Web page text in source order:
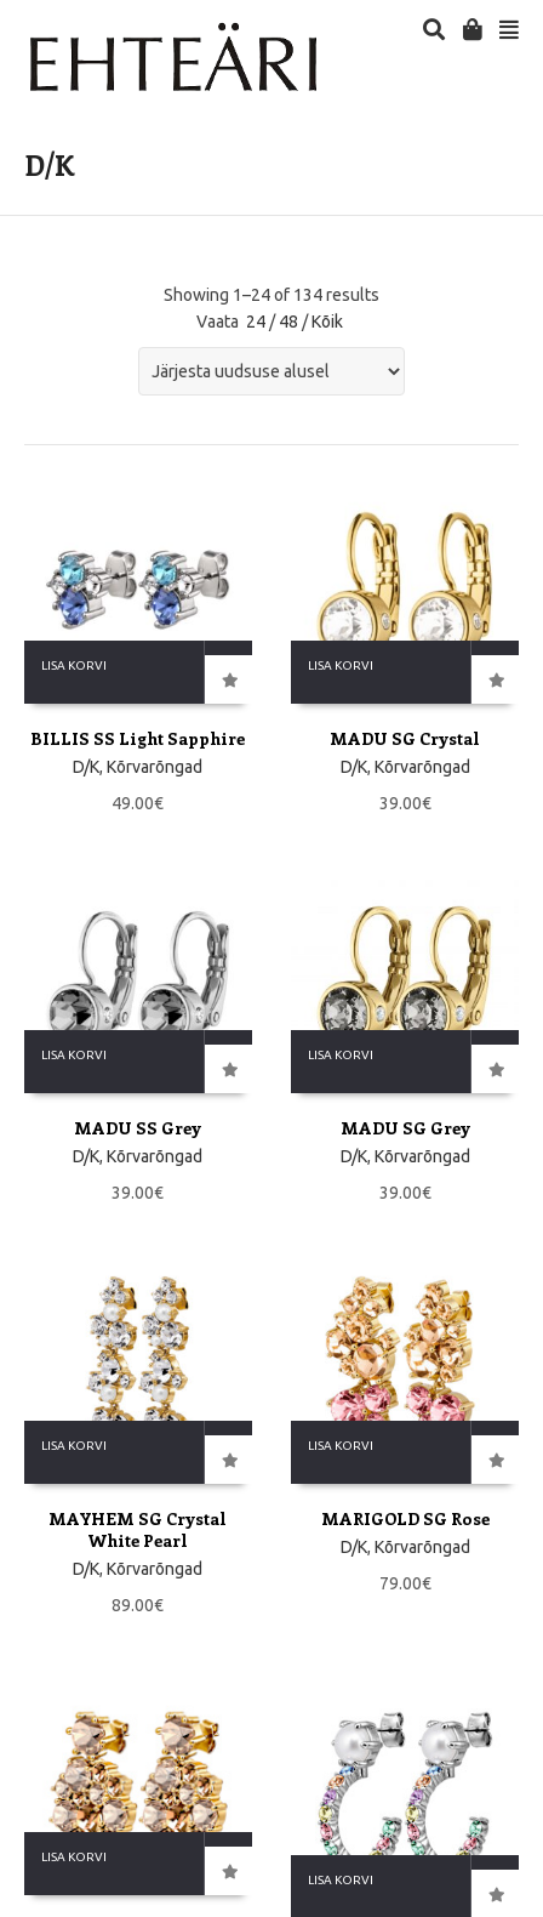
D/K
Showing 1–24 of 134 results
Vaata 24 / 48 /Kõik
LISA KORVI
BILLIS SS Light Sapphire
D/K,Kõrvarõngad
49.00€
LISA KORVI
MADU SG Crystal
D/K, Kõrvarõngad
39.00€
LISA KORVI
MADU SS Grey
D/K,Kõrvarõngad
39.00€
LISA KORVI
MADU SG Grey
D/K, Kõrvarõngad
39.00€
LISA KORVI
MAYHEM SG Crystal
White Pearl
D/K,Kõrvarõngad
89.00€
LISA KORVI
MARIGOLD SG Rose
D/K, Kõrvarõngad
79.00€
LISA KORVI
LISA KORVI